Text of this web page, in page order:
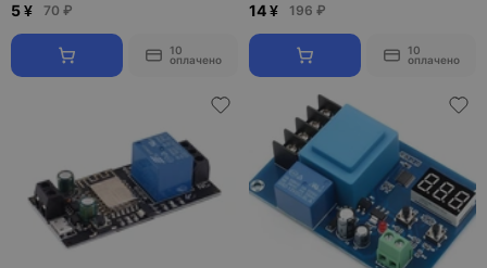
5 ¥ 70 ₽
10
оплачено
14 ¥ 196 ₽
10
оплачено